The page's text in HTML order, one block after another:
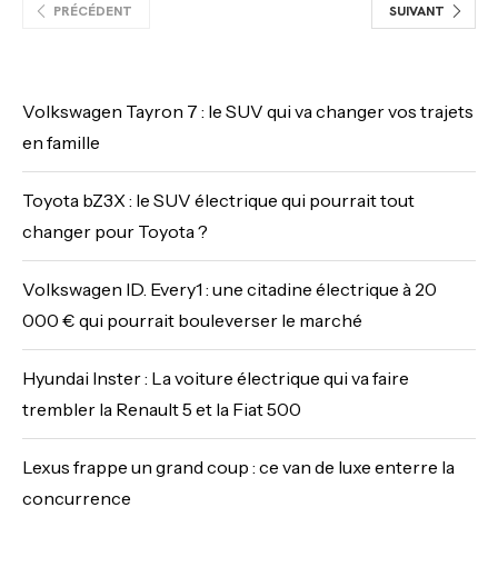
PRÉCÉDENT SUIVANT
Volkswagen Tayron 7 : le SUV qui va changer vos trajets
en famille
Toyota bZ3X : le SUV électrique qui pourrait tout
changer pour Toyota ?
Volkswagen ID. Every1 : une citadine électrique à 20
000 € qui pourrait bouleverser le marché
Hyundai Inster : La voiture électrique qui va faire
trembler la Renault 5 et la Fiat 500
Lexus frappe un grand coup : ce van de luxe enterre la
concurrence